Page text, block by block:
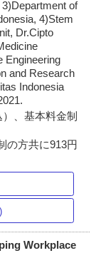
of
4)Stem
Dr.Cipto
Engineering
and Research
Indonesia
、基本料金制
の方共に913円
Workplace